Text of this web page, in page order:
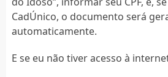
CadÚnico, o documento será
automaticamente.
E se eu não tiver acesso à